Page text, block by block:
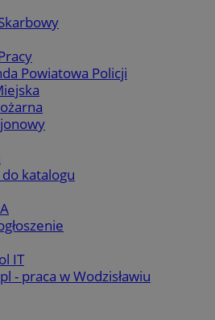
Powiatowa Policji
katalogu
IT
- praca w Wodzisławiu